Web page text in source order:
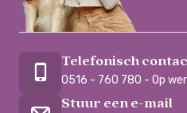
Telefonisch
0516 - 760 780 - Op
Stuur een e-mail